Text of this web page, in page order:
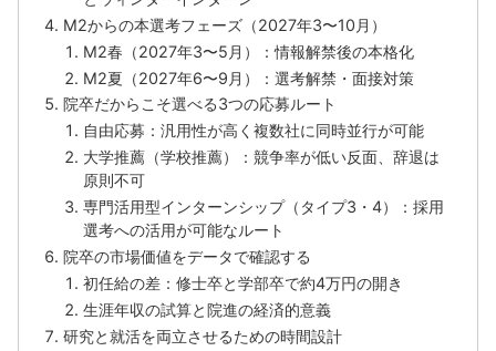
M2からの本選考フェーズ（2027年3〜10月）
M2春（2027年3〜5月）：情報解禁後の本格化
M2夏（2027年6〜9月）：選考解禁・面接対策
院卒だからこそ選べる3つの応募ルート
自由応募：汎用性が高く複数社に同時並行が可能
大学推薦（学校推薦）：競争率が低い反面、辞退は
原則不可
専門活用型インターンシップ（タイプ3・4）：採用
選考への活用が可能なルート
院卒の市場価値をデータで確認する
初任給の差：修士卒と学部卒で約4万円の開き
生涯年収の試算と院進の経済的意義
研究と就活を両立させるための時間設計